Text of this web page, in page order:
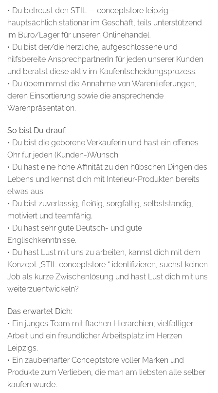
• Du betreust den STIL – conceptstore leipzig –
hauptsächlich stationär im Geschäft, teils unterstützend
im Büro/Lager für unseren Onlinehandel.
• Du bist der/die herzliche, aufgeschlossene und
hilfsbereite AnsprechpartnerIn für jeden unserer Kunden
und berätst diese aktiv im Kaufentscheidungsprozess.
• Du übernimmst die Annahme von Warenlieferungen,
deren Einsortierung sowie die ansprechende
Warenpräsentation.
So bist Du drauf:
• Du bist die geborene Verkäuferin und hast ein offenes
Ohr für jeden (Kunden-)Wunsch.
• Du hast eine hohe Affinität zu den hübschen Dingen des
Lebens und kennst dich mit Interieur-Produkten bereits
etwas aus.
• Du bist zuverlässig, fleißig, sorgfältig, selbstständig,
motiviert und teamfähig.
• Du hast sehr gute Deutsch- und gute
Englischkenntnisse.
• Du hast Lust mit uns zu arbeiten, kannst dich mit dem
Konzept „STIL conceptstore “ identifizieren, suchst keinen
Job als kurze Zwischenlösung und hast Lust dich mit uns
weiterzuentwickeln?
Das erwartet Dich:
• Ein junges Team mit flachen Hierarchien, vielfältiger
Arbeit und ein freundlicher Arbeitsplatz im Herzen
Leipzigs.
• Ein zauberhafter Conceptstore voller Marken und
Produkte zum Verlieben, die man am liebsten alle selber
kaufen würde.